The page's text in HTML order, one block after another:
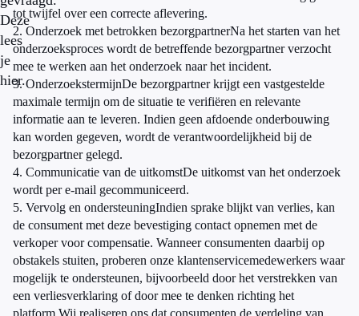
Deze
lees
je
hier.
tot twijfel over een correcte aflevering.
2. Onderzoek met betrokken bezorgpartnerNa het starten van het
onderzoeksproces wordt de betreffende bezorgpartner verzocht
mee te werken aan het onderzoek naar het incident.
3. OnderzoekstermijnDe bezorgpartner krijgt een vastgestelde
maximale termijn om de situatie te verifiëren en relevante
informatie aan te leveren. Indien geen afdoende onderbouwing
kan worden gegeven, wordt de verantwoordelijkheid bij de
bezorgpartner gelegd.
4. Communicatie van de uitkomstDe uitkomst van het onderzoek
wordt per e-mail gecommuniceerd.
5. Vervolg en ondersteuningIndien sprake blijkt van verlies, kan
de consument met deze bevestiging contact opnemen met de
verkoper voor compensatie. Wanneer consumenten daarbij op
obstakels stuiten, proberen onze klantenservicemedewerkers waar
mogelijk te ondersteunen, bijvoorbeeld door het verstrekken van
een verliesverklaring of door mee te denken richting het
platform.Wij realiseren ons dat consumenten de verdeling van